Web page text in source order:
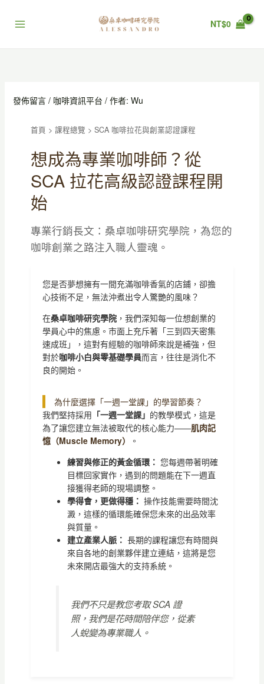
NT$0
發佈留言 / 咖啡資訊平台 / 作者: Wu
首頁 > 課程總覽 > SCA 咖啡拉花與創業認證課程
想成為專業咖啡師？從
SCA 拉花高級認證課程開
始
專業行銷長文：桑卓咖啡研究學院，為您的
咖啡創業之路注入職人靈魂。
您是否夢想擁有一間充滿咖啡香氣的店鋪，卻擔
心技術不足，無法沖煮出令人驚艷的風味？
在桑卓咖啡研究學院，我們深知每一位想創業的
學員心中的焦慮。市面上充斥著「三到四天密集
速成班」，這對有經驗的咖啡師來說是補強，但
對於咖啡小白與零基礎學員而言，往往是消化不
良的開始。
為什麼選擇「一週一堂課」的學習節奏？
我們堅持採用 「一週一堂課」 的教學模式，這是
為了讓您建立無法被取代的核心能力——肌肉記
憶（Muscle Memory）
。
練習與修正的黃金循環： 您每週帶著明確
目標回家實作，遇到的問題能在下一週直
接獲得老師的現場調整。
學得會，更做得穩： 操作技能需要時間沈
澱，這樣的循環能確保您未來的出品效率
與質量。
建立產業人脈： 長期的課程讓您有時間與
來自各地的創業夥伴建立連結，這將是您
未來開店最強大的支持系統。
我們不只是教您考取 SCA 證
照，我們是花時間陪伴您，從素
人蛻變為專業職人。